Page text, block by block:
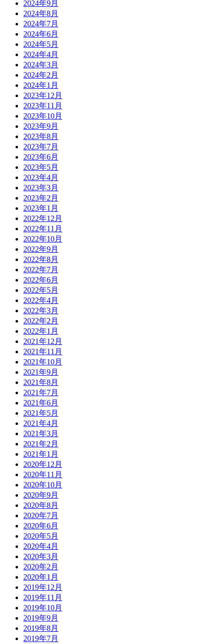
2024年9月
2024年8月
2024年7月
2024年6月
2024年5月
2024年4月
2024年3月
2024年2月
2024年1月
2023年12月
2023年11月
2023年10月
2023年9月
2023年8月
2023年7月
2023年6月
2023年5月
2023年4月
2023年3月
2023年2月
2023年1月
2022年12月
2022年11月
2022年10月
2022年9月
2022年8月
2022年7月
2022年6月
2022年5月
2022年4月
2022年3月
2022年2月
2022年1月
2021年12月
2021年11月
2021年10月
2021年9月
2021年8月
2021年7月
2021年6月
2021年5月
2021年4月
2021年3月
2021年2月
2021年1月
2020年12月
2020年11月
2020年10月
2020年9月
2020年8月
2020年7月
2020年6月
2020年5月
2020年4月
2020年3月
2020年2月
2020年1月
2019年12月
2019年11月
2019年10月
2019年9月
2019年8月
2019年7月